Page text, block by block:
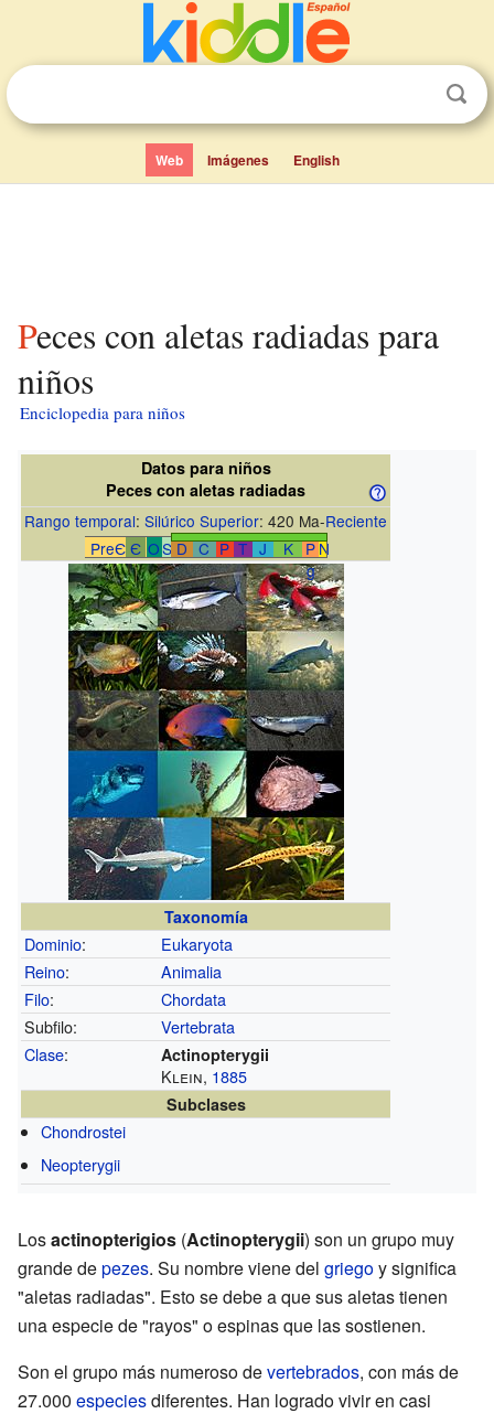
Web Imágenes English
Peces con aletas radiadas para
niños
Enciclopedia para niños
Datos para niños
Peces con aletas radiadas
Rango temporal:Silúrico Superior: 420 Ma-Reciente
PreЄ Є OS D C P T J K P
g
N
Taxonomía
Dominio:
Eukaryota
Reino:
Animalia
Filo:
Chordata
Subfilo:
Vertebrata
Clase: Actinopterygii
Klein, 1885
Subclases
Chondrostei
Neopterygii
Losactinopterigios (Actinopterygii) son un grupo muy
grande depezes. Su nombre viene del griegoy significa
"aletas radiadas". Esto se debe a que sus aletas tienen
una especie de "rayos" o espinas que las sostienen.
Son el grupo más numeroso devertebrados, con más de
27.000 especiesdiferentes. Han logrado vivir en casi